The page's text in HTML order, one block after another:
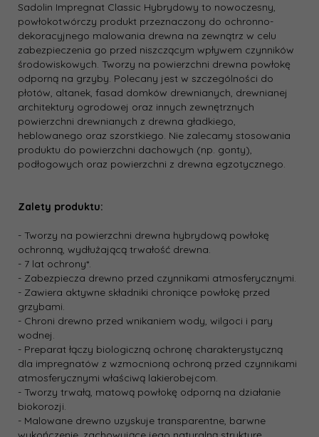
Sadolin Impregnat Classic Hybrydowy to nowoczesny,
powłokotwórczy produkt przeznaczony do ochronno-
dekoracyjnego malowania drewna na zewnątrz w celu
zabezpieczenia go przed niszczącym wpływem czynników
środowiskowych. Tworzy na powierzchni drewna powłokę
odporną na grzyby. Polecany jest w szczególności do
płotów, altanek, fasad domków drewnianych, drewnianej
architektury ogrodowej oraz innych zewnętrznych
powierzchni drewnianych z drewna gładkiego,
heblowanego oraz szorstkiego. Nie zalecamy stosowania
produktu do powierzchni dachowych (np. gonty),
podłogowych oraz powierzchni z drewna egzotycznego.
Zalety produktu:
- Tworzy na powierzchni drewna hybrydową powłokę
ochronną, wydłużającą trwałość drewna.
- 7 lat ochrony*.
- Zabezpiecza drewno przed czynnikami atmosferycznymi.
- Zawiera aktywne składniki chroniące powłokę przed
grzybami.
- Chroni drewno przed wnikaniem wody, wilgoci i pary
wodnej.
- Preparat łączy biologiczną ochronę charakterystyczną
dla impregnatów z wzmocnioną ochroną przed czynnikami
atmosferycznymi właściwą lakierobejcom.
- Tworzy trwałą, matową powłokę odporną na działanie
biokorozji.
- Malowane drewno uzyskuje transparentne, barwne